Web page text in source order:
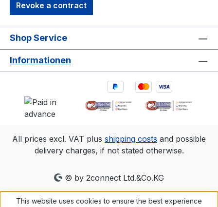
Revoke a contract
Shop Service
Informationen
All prices excl. VAT plus shipping costs and possible
delivery charges, if not stated otherwise.
© by 2connect Ltd.&Co.KG
This website uses cookies to ensure the best experience